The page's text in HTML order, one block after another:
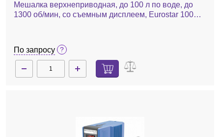
Мешалка верхнеприводная, до 100 л по воде, до
1300 об/мин, со съемным дисплеем, Eurostar 100
По запросу